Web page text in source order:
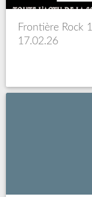
Frontière Rock
17.02.26